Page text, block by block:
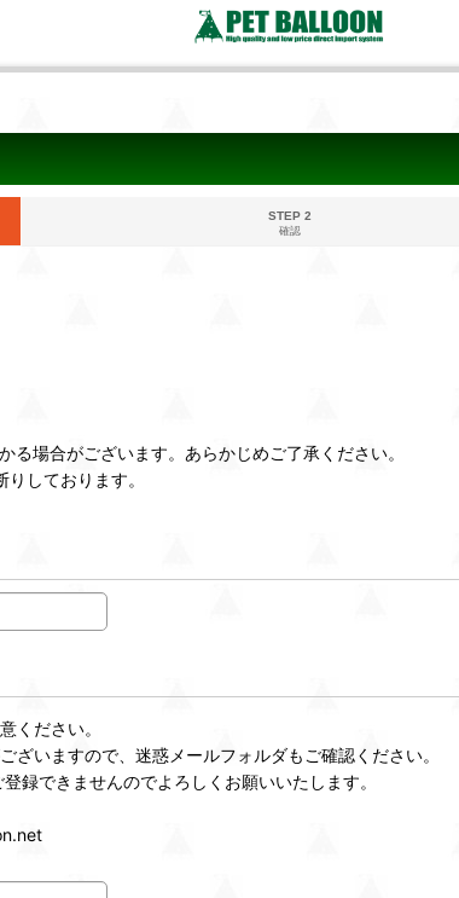
STEP 2
確認
場合がございます。あらかじめご了承ください。
しております。
ください。
ざいますので、迷惑メールフォルダもご確認ください。
録できませんのでよろしくお願いいたします。